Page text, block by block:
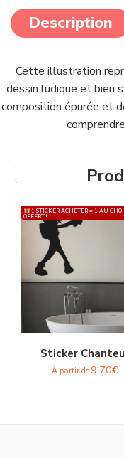
Description
Cette illustration
dessin ludique et bien
composition épurée et
1 STICKER ACHETER = 1 AU
OFFERT !
Sticker
À partir de9,70€